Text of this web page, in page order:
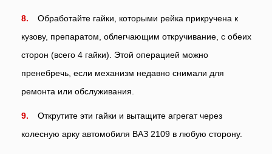
Обработайте гайки, которыми рейка прикручена к
кузову, препаратом, облегчающим откручивание, с обеих
сторон (всего 4 гайки). Этой операцией можно
пренебречь, если механизм недавно снимали для
ремонта или обслуживания.
Открутите эти гайки и вытащите агрегат через
колесную арку автомобиля ВАЗ 2109 в любую сторону.